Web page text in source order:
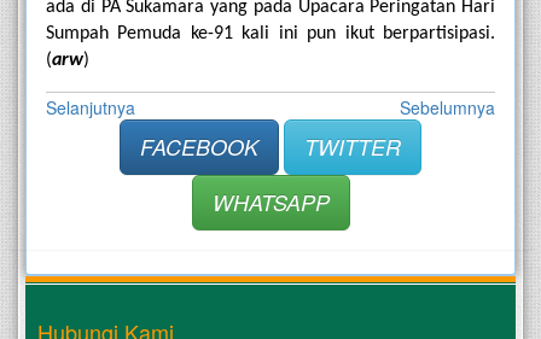
ada di PA Sukamara yang pada Upacara Peringatan Hari
Sumpah Pemuda ke-91 kali ini pun ikut berpartisipasi.
(arw)
Selanjutnya Sebelumnya
FACEBOOK
TWITTER
WHATSAPP
Hubungi Kami